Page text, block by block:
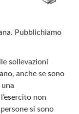
Pubblichiamo
sollevazioni
anche se sono
non
si sono